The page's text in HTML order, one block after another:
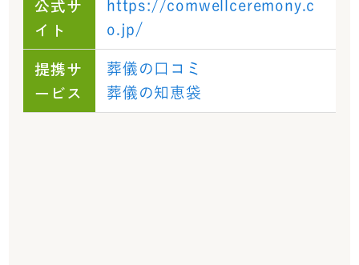
公式サ
イト
https://comwellceremony.c
o.jp/
提携サ
ービス
葬儀の口コミ
葬儀の知恵袋